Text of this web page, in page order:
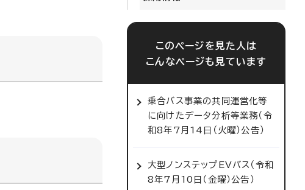
このページを見た人は
こんなページも見ています
乗合バス事業の共同運営化等
に向けたデータ分析等業務（令
和8年7月14日（火曜）公告）
大型ノンステップEVバス（令和
8年7月10日（金曜）公告）